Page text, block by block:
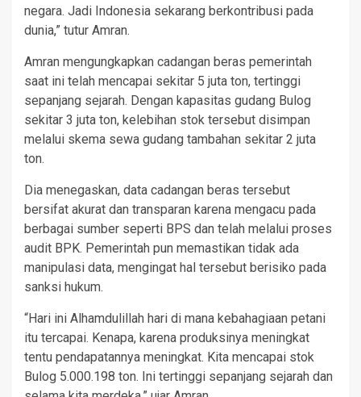
negara. Jadi Indonesia sekarang berkontribusi pada
dunia,” tutur Amran.
Amran mengungkapkan cadangan beras pemerintah
saat ini telah mencapai sekitar 5 juta ton, tertinggi
sepanjang sejarah. Dengan kapasitas gudang Bulog
sekitar 3 juta ton, kelebihan stok tersebut disimpan
melalui skema sewa gudang tambahan sekitar 2 juta
ton.
Dia menegaskan, data cadangan beras tersebut
bersifat akurat dan transparan karena mengacu pada
berbagai sumber seperti BPS dan telah melalui proses
audit BPK. Pemerintah pun memastikan tidak ada
manipulasi data, mengingat hal tersebut berisiko pada
sanksi hukum.
“Hari ini Alhamdulillah hari di mana kebahagiaan petani
itu tercapai. Kenapa, karena produksinya meningkat
tentu pendapatannya meningkat. Kita mencapai stok
Bulog 5.000.198 ton. Ini tertinggi sepanjang sejarah dan